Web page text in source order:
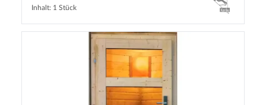
Inhalt: 1 Stück